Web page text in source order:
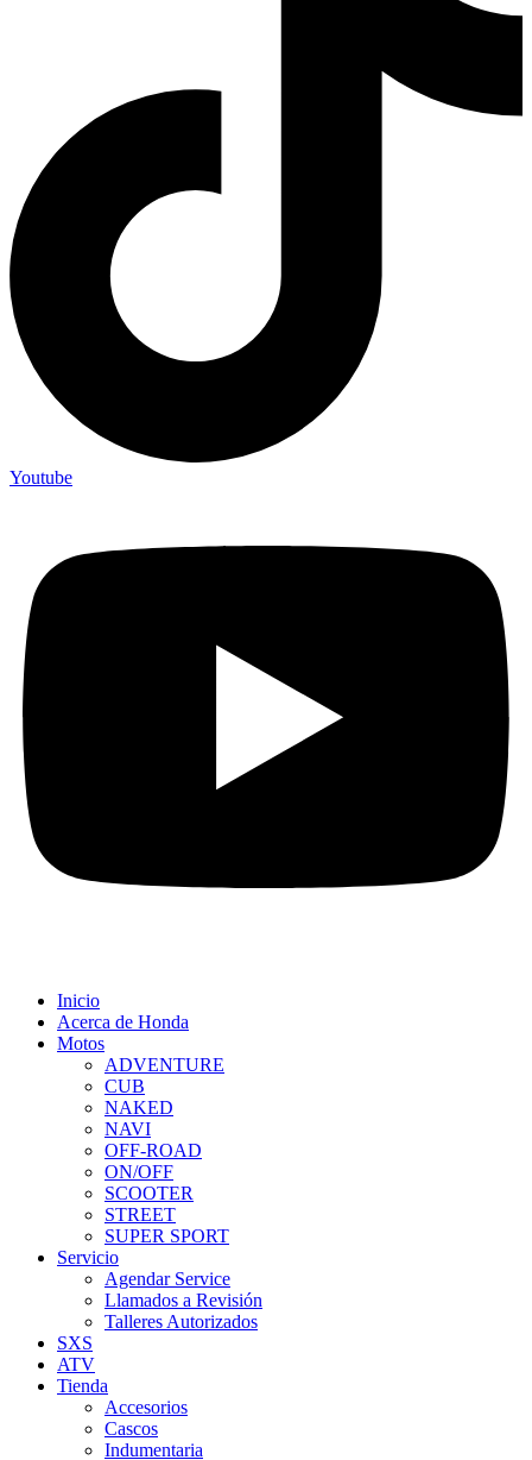
Youtube
Inicio
Acerca de Honda
Motos
ADVENTURE
CUB
NAKED
NAVI
OFF-ROAD
ON/OFF
SCOOTER
STREET
SUPER SPORT
Servicio
Agendar Service
Llamados a Revisión
Talleres Autorizados
SXS
ATV
Tienda
Accesorios
Cascos
Indumentaria